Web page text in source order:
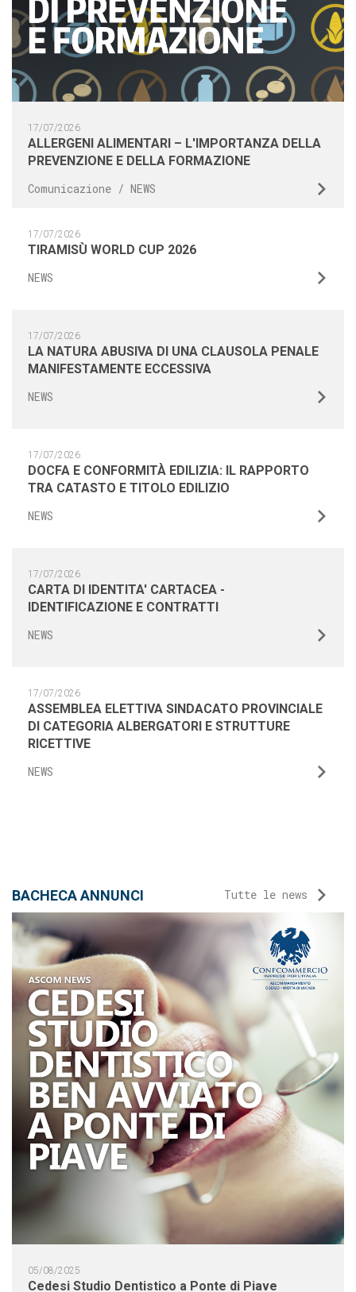
17/07/2026
ALLERGENI ALIMENTARI – L'IMPORTANZA DELLA
PREVENZIONE E DELLA FORMAZIONE
Comunicazione / NEWS
17/07/2026
TIRAMISÙ WORLD CUP 2026
NEWS
17/07/2026
LA NATURA ABUSIVA DI UNA CLAUSOLA PENALE
MANIFESTAMENTE ECCESSIVA
NEWS
17/07/2026
DOCFA E CONFORMITÀ EDILIZIA: IL RAPPORTO
TRA CATASTO E TITOLO EDILIZIO
NEWS
17/07/2026
CARTA DI IDENTITA' CARTACEA -
IDENTIFICAZIONE E CONTRATTI
NEWS
17/07/2026
ASSEMBLEA ELETTIVA SINDACATO PROVINCIALE
DI CATEGORIA ALBERGATORI E STRUTTURE
RICETTIVE
NEWS
BACHECA ANNUNCI Tutte le news
05/08/2025
Cedesi Studio Dentistico a Ponte di Piave